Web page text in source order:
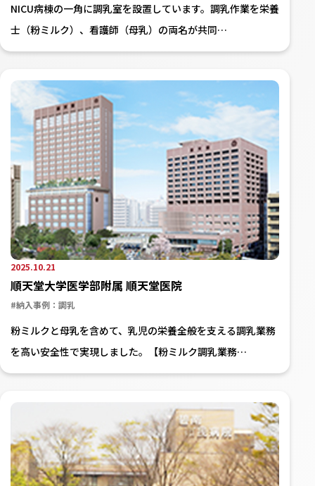
NICU病棟の一角に調乳室を設置しています。調乳作業を栄養
士（粉ミルク）、看護師（母乳）の両名が共同…
2025.10.21
順天堂大学医学部附属 順天堂医院
#納入事例：調乳
粉ミルクと母乳を含めて、乳児の栄養全般を支える調乳業務
を高い安全性で実現しました。【粉ミルク調乳業務…